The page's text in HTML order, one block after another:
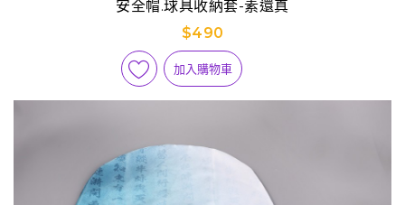
安全帽.球具收納套-素還真
$490
加入購物車